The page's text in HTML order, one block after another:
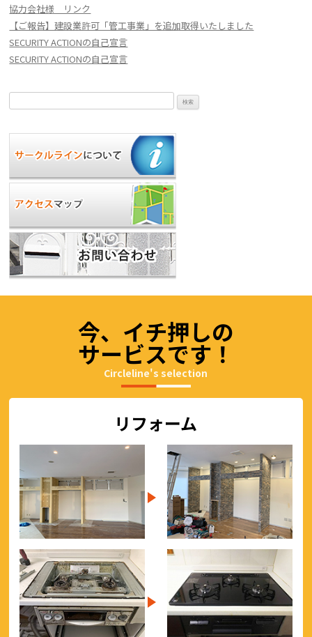
協力会社様 リンク
【ご報告】建設業許可「管工事業」を追加取得いたしました
SECURITY ACTIONの自己宣言
SECURITY ACTIONの自己宣言
検
索:
今、イチ押しの
サービスです！
Circleline's selection
リフォーム